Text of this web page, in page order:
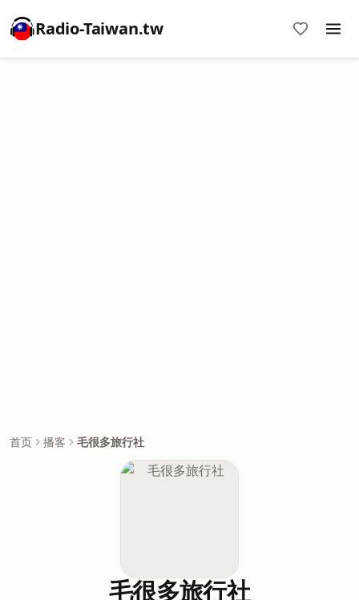
Radio-Taiwan.tw
首页 播客 毛很多旅行社
毛很多旅行社